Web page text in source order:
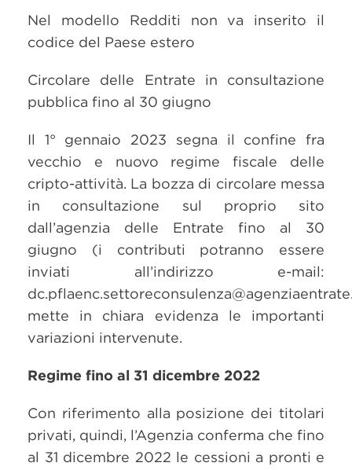
Nel modello Redditi non va inserito il
codice del Paese estero
Circolare delle Entrate in consultazione
pubblica fino al 30 giugno
Il 1° gennaio 2023 segna il confine fra
vecchio e nuovo regime fiscale delle
cripto-attività. La bozza di circolare messa
in consultazione sul proprio sito
dall’agenzia delle Entrate fino al 30
giugno (i contributi potranno essere
inviati all’indirizzo e-mail:
mette in chiara evidenza le importanti
variazioni intervenute.
Regime fino al 31 dicembre 2022
Con riferimento alla posizione dei titolari
privati, quindi, l’Agenzia conferma che fino
al 31 dicembre 2022 le cessioni a pronti e